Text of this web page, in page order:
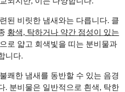
된 비릿한 냄새와는 다릅니다. 클
황색, 탁하거나 약간 점성이 있는
로 얇고 회색빛을 띠는 분비물과
니다.
쾌한 냄새를 동반할 수 있는 음경
. 분비물은 일반적으로 흰색, 탁한